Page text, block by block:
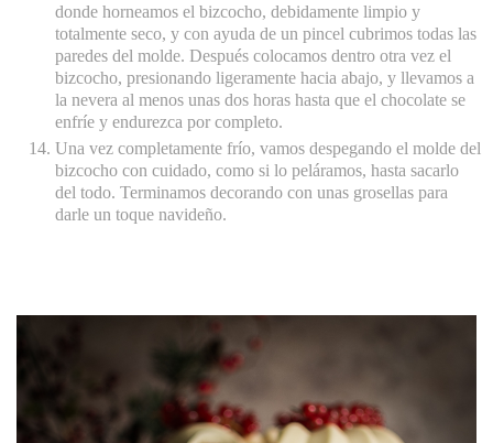
donde horneamos el bizcocho, debidamente limpio y
totalmente seco, y con ayuda de un pincel cubrimos todas las
paredes del molde. Después colocamos dentro otra vez el
bizcocho, presionando ligeramente hacia abajo, y llevamos a
la nevera al menos unas dos horas hasta que el chocolate se
enfríe y endurezca por completo.
Una vez completamente frío, vamos despegando el molde del
bizcocho con cuidado, como si lo peláramos, hasta sacarlo
del todo. Terminamos decorando con unas grosellas para
darle un toque navideño.